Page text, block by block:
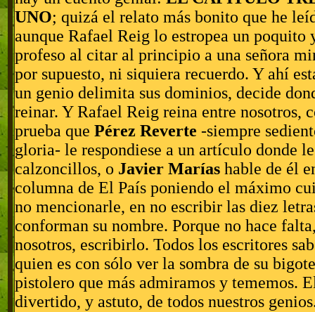
UNO; quizá el relato más bonito que he
aunque Rafael Reig lo estropea un poquito
profeso al citar al principio a una señora
por supuesto, ni siquiera recuerdo. Y ahí
un genio delimita sus dominios, decide
reinar. Y Rafael Reig reina entre nosotros,
prueba que Pérez Reverte -siempre
gloria- le respondiese a un artículo donde
calzoncillos, o Javier Marías hable de él
columna de El País poniendo el máximo
no mencionarle, en no escribir las diez
conforman su nombre. Porque no hace
nosotros, escribirlo. Todos los escritores
quien es con sólo ver la sombra de su
pistolero que más admiramos y tememos.
divertido, y astuto, de todos nuestros